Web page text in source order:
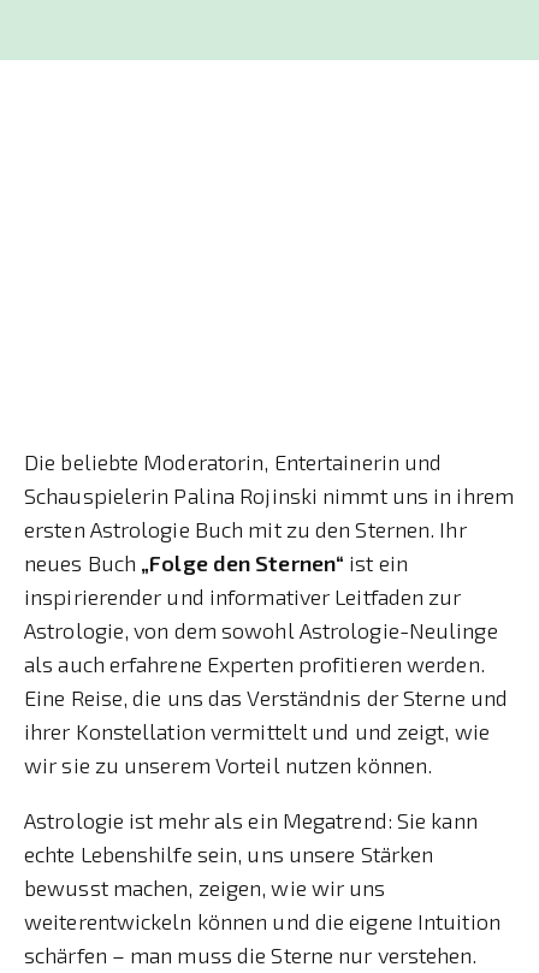
Die beliebte Moderatorin, Entertainerin und
Schauspielerin Palina Rojinski nimmt uns in ihrem
ersten Astrologie Buch mit zu den Sternen. Ihr
neues Buch „Folge den Sternen“ ist ein
inspirierender und informativer Leitfaden zur
Astrologie, von dem sowohl Astrologie-Neulinge
als auch erfahrene Experten profitieren werden.
Eine Reise, die uns das Verständnis der Sterne und
ihrer Konstellation vermittelt und und zeigt, wie
wir sie zu unserem Vorteil nutzen können.
Astrologie ist mehr als ein Megatrend: Sie kann
echte Lebenshilfe sein, uns unsere Stärken
bewusst machen, zeigen, wie wir uns
weiterentwickeln können und die eigene Intuition
schärfen – man muss die Sterne nur verstehen.